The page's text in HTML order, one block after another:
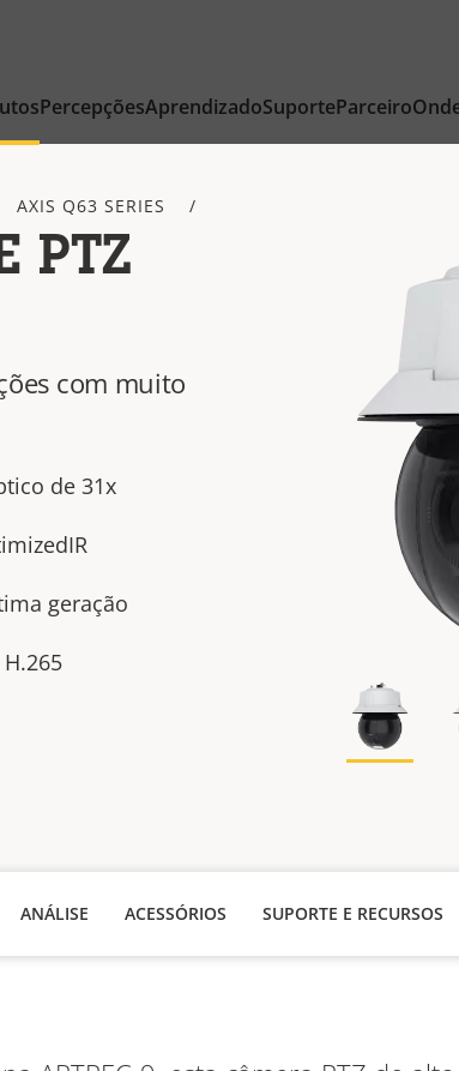
PercepçõesAprendizadoSuporteParceiro
AXIS Q63 SERIES
PTZ
com muito
de 31x
geração
ANÁLISE ACESSÓRIOS SUPORTE E RECURSOS